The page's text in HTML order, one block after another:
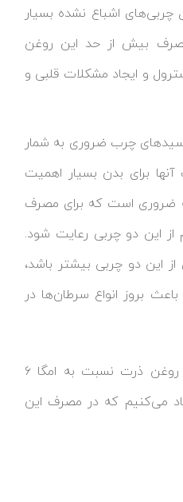
چربی‌‌های اشباع نشده بسیار
بیش از حد این روغن
و ایجاد مشکلات قلبی و
به عنوان اسیدهای چرب ضروری به شمار
برای بدن بسیار اهمیت
ضروری است که برای مصرف
نسبت ۱:۱ هرکدام از این دو چربی رعایت شود.
این دو چربی بیشتر باشد،
بروز انواع سرطان‌ها در
از آنجایی که میزان امگا ۳ روغن ذرت نسبت به امگا ۶
می‌کنیم که در مصرف این